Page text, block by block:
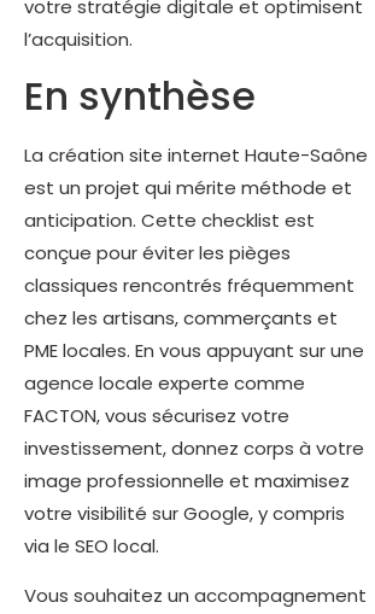
votre stratégie digitale et optimisent
l’acquisition.
En synthèse
La création site internet Haute-Saône
est un projet qui mérite méthode et
anticipation. Cette checklist est
conçue pour éviter les pièges
classiques rencontrés fréquemment
chez les artisans, commerçants et
PME locales. En vous appuyant sur une
agence locale experte comme
FACTON, vous sécurisez votre
investissement, donnez corps à votre
image professionnelle et maximisez
votre visibilité sur Google, y compris
via le SEO local.
Vous souhaitez un accompagnement